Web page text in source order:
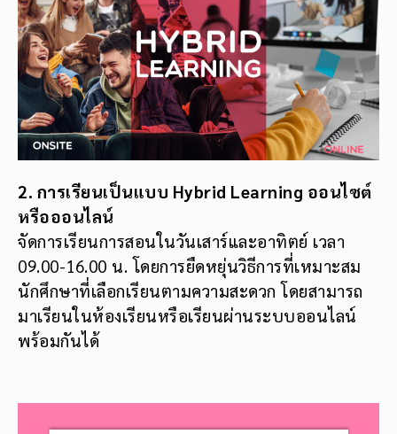
2. การเรียนเป็นแบบ Hybrid Learning ออนไซต์
หรือออนไลน์
จัดการเรียนการสอนในวันเสาร์และอาทิตย์ เวลา
09.00-16.00 น. โดยการยืดหยุ่นวิธีการที่เหมาะสม
นักศึกษาที่เลือกเรียนตามความสะดวก โดยสามารถ
มาเรียนในห้องเรียนหรือเรียนผ่านระบบออนไลน์
พร้อมกันได้